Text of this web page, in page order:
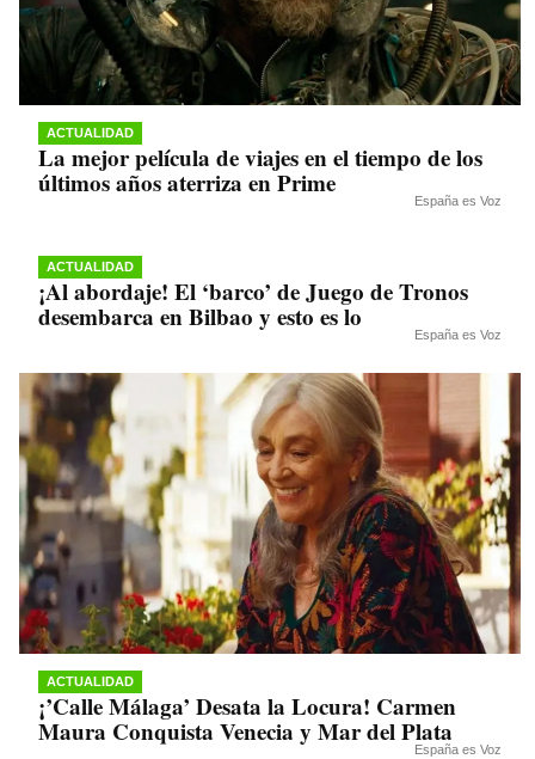
ACTUALIDAD
La mejor película de viajes en el tiempo de los
últimos años aterriza en Prime
España es Voz
ACTUALIDAD
¡Al abordaje! El ‘barco’ de Juego de Tronos
desembarca en Bilbao y esto es lo
España es Voz
ACTUALIDAD
¡’Calle Málaga’ Desata la Locura! Carmen
Maura Conquista Venecia y Mar del Plata
España es Voz